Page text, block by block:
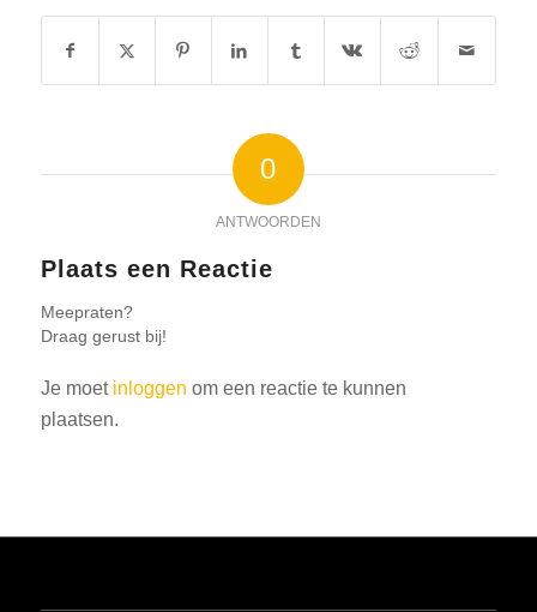
0
ANTWOORDEN
Plaats een Reactie
Meepraten?
Draag gerust bij!
Je moet inloggen om een reactie te kunnen
plaatsen.